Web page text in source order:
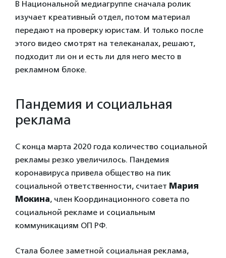
В Национальной медиагруппе сначала ролик
изучает креативный отдел, потом материал
передают на проверку юристам. И только после
этого видео смотрят на телеканалах, решают,
подходит ли он и есть ли для него место в
рекламном блоке.
Пандемия и социальная
реклама
С конца марта 2020 года количество социальной
рекламы резко увеличилось. Пандемия
коронавируса привела общество на пик
социальной ответственности, считает Мария
Мокина, член Координационного совета по
социальной рекламе и социальным
коммуникациям ОП РФ.
Стала более заметной социальная реклама,